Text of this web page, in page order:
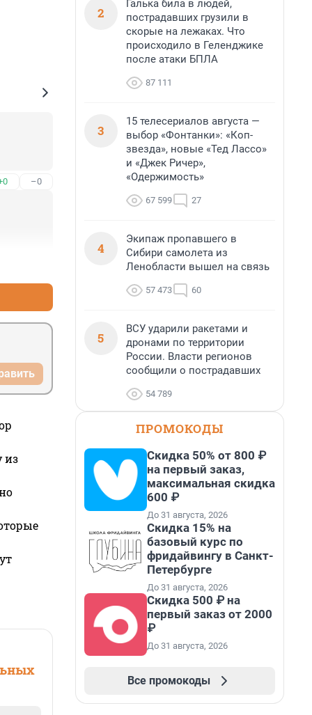
–0
из
2
Галька била в людей,
пострадавших грузили в
скорые на лежаках. Что
происходило в Геленджике
после атаки БПЛА
87 111
3
15 телесериалов августа —
выбор «Фонтанки»: «Коп-
звезда», новые «Тед Лассо»
и «Джек Ричер»,
«Одержимость»
67 599 27
4
Экипаж пропавшего в
Сибири самолета из
Ленобласти вышел на связь
57 473 60
5
ВСУ ударили ракетами и
дронами по территории
России. Власти регионов
сообщили о пострадавших
54 789
ПРОМОКОДЫ
Скидка 50% от 800 ₽
на первый заказ,
максимальная скидка
600 ₽
До 31 августа, 2026
Скидка 15% на
базовый курс по
фридайвингу в Санкт-
Петербурге
До 31 августа, 2026
Скидка 500 ₽ на
первый заказ от 2000
₽
До 31 августа, 2026
Все промокоды